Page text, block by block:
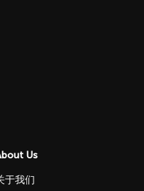
Us
于我们